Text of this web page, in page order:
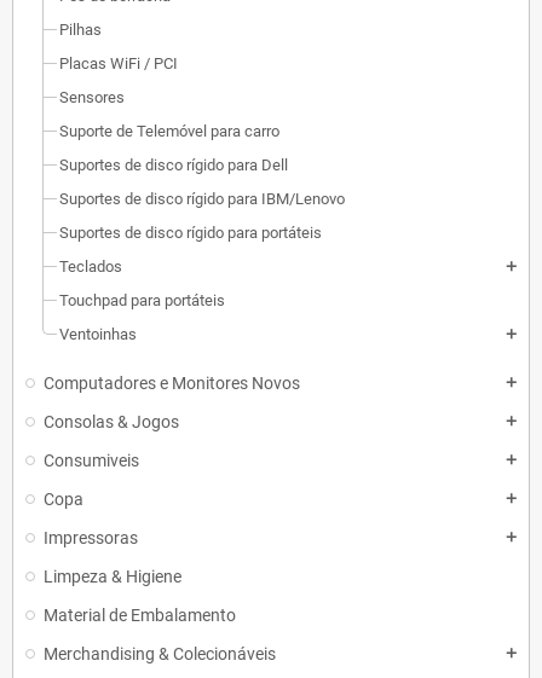
Pilhas
Placas WiFi / PCI
Sensores
Suporte de Telemóvel para carro
Suportes de disco rígido para Dell
Suportes de disco rígido para IBM/Lenovo
Suportes de disco rígido para portáteis
Teclados
add
Touchpad para portáteis
Ventoinhas
add
Computadores e Monitores Novos add
Consolas & Jogos add
Consumiveis add
Copa add
Impressoras add
Limpeza & Higiene
Material de Embalamento
Merchandising & Colecionáveis
add